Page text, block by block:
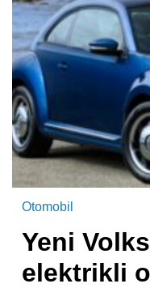
Otomobil
Yeni
elektrikli